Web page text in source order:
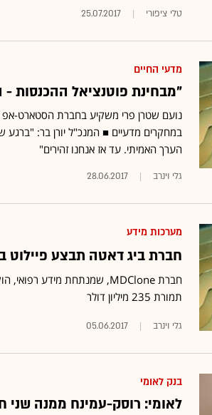
טלי ציפורי 25.07.2017
מדעי החיים
"מבחינת פוטנציאל ההכנסות
במחקרים מדעיים ■ המנכ"ל יורן בר: "ברגע
הערך האמיתי. עד אז אנחנו זהירים"
גלי וינרב 28.06.2017
מערכות מידע
חברת ביג דאטה תבצע פיילוט
תמורת 235 מיליון דולר
גלי וינרב 05.06.2017
בנק לאומי
לאומי: רוסק-עמינח ממנה שני